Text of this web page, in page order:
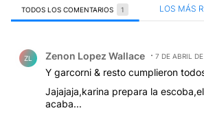
TODOS LOS COMENTARIOS 1 LOS MÁS
ZL Zenon Lopez Wallace 7 DE ABRIL
Y garcorni & resto cumplieron
Jajajaja,karina prepara la
acaba...